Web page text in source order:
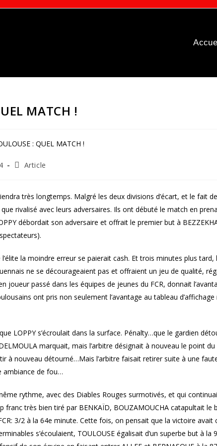
MATCH !
PostArticle
très longtemps. Malgré les deux divisions d’écart, et le fait
rivalisé avec leurs adversaires. Ils ont débuté le match en
débordait son adversaire et offrait le premier but à
la moindre erreur se paierait cash. Et trois minutes plus tard,
ne se décourageaient pas et offraient un jeu de qualité,
joueur passé dans les équipes de jeunes du FCR, donnait
ont pris non seulement l’avantage au tableau d’affichage
LOPPY s’écroulait dans la surface. Pénalty…que le gardien
marquait, mais l’arbitre désignait à nouveau le point
à nouveau détourné…Mais l’arbitre faisait retirer suite à une
ambiance de fou…
rythme, avec des Diables Rouges surmotivés, et qui
franc très bien tiré par BENKAÏD, BOUZAMOUCHA catapultait le
3/2 à la 64e minute. Cette fois, on pensait que la victoire avait
s’écoulaient, TOULOUSE égalisait d’un superbe but à la